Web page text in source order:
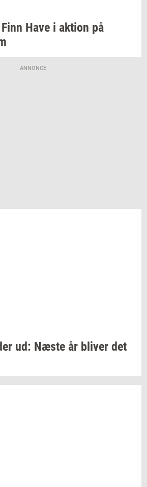
Finn Have i ak­tion på
ANNONCE
ud: Næste år bli­ver det